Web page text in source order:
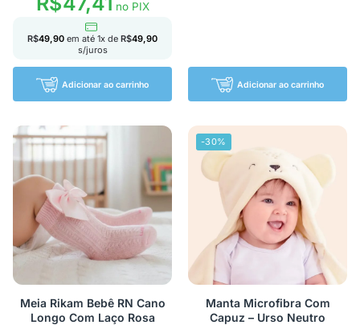
no PIX
R$49,90 em até 1x de R$49,90
s/juros
Adicionar ao carrinho Adicionar ao carrinho
Meia Rikam Bebê RN Cano
Longo Com Laço Rosa
-30%
Manta Microfibra Com
Capuz – Urso Neutro